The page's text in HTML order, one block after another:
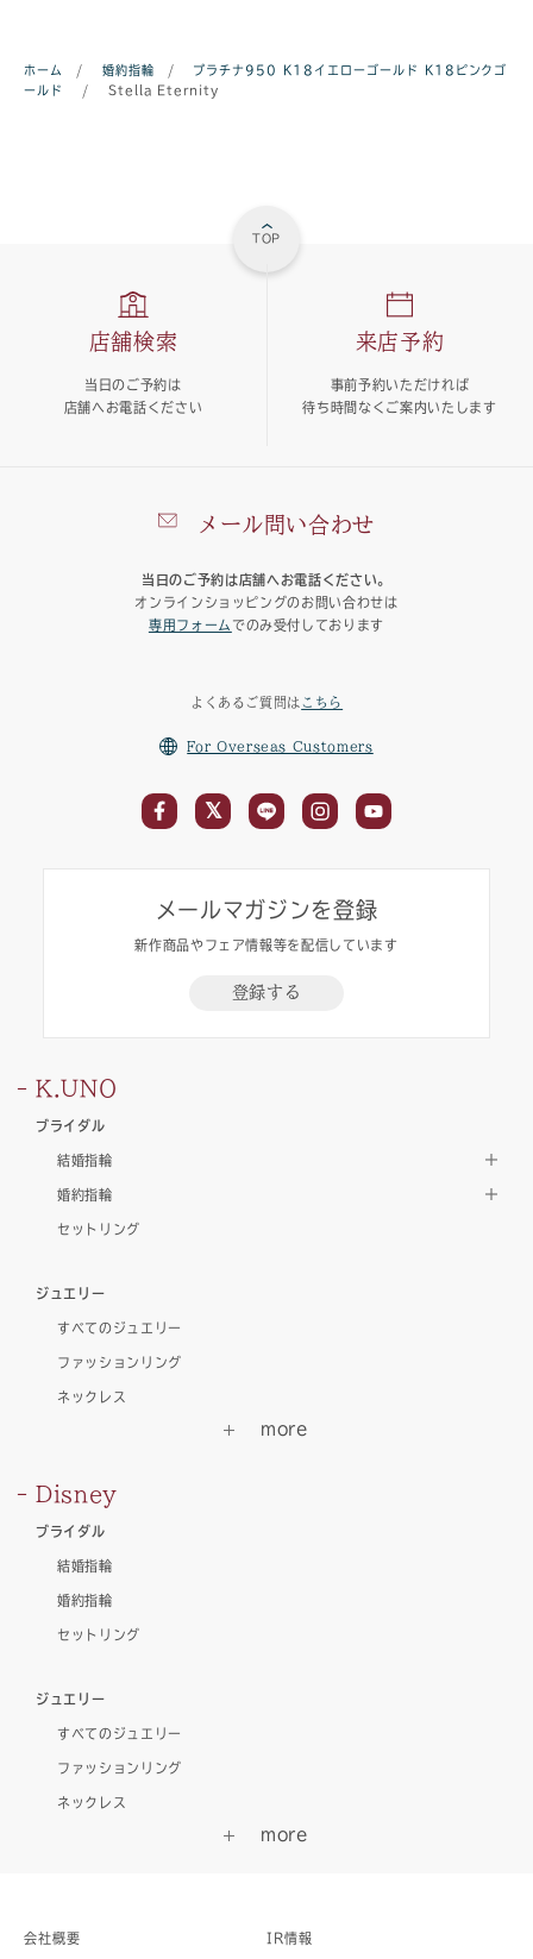
ホーム / 婚約指輪 / プラチナ950 K18イエローゴールド
K18ピンクゴ
ールド
/ Stella Eternity
TOP
メール問い合わせ
当日のご予約は店舗へお電話ください。
オンラインショッピングのお問い合わせは
専用フォーム でのみ受付しております
店舗検索
当日のご予約は
店舗へお電話ください
来店予約
事前予約いただければ
待ち時間なくご案内いたします
よくあるご質問は こちら
For Overseas Customers
メールマガジンを登録
新作商品やフェア情報等を配信しています
登録する
K.UNO
ブライダル
結婚指輪
婚約指輪
セットリング
ジュエリー
すべてのジュエリー
ファッションリング
ネックレス
Disney
ブライダル
結婚指輪
婚約指輪
セットリング
ジュエリー
すべてのジュエリー
ファッションリング
ネックレス
会社概要 IR情報